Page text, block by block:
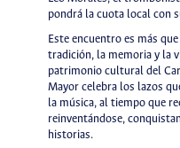
pondrá la cuota local con
Este encuentro es más
tradición, la memoria y la
patrimonio cultural del
Mayor celebra los lazos
la música, al tiempo que
reinventándose,
historias.